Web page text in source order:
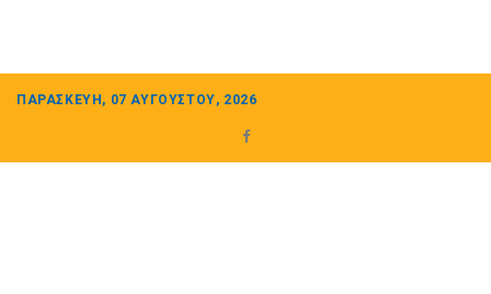
ΠΑΡΑΣΚΕΥΉ, 07 ΑΥΓΟΎΣΤΟΥ, 2026